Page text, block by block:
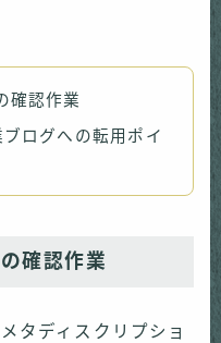
確認作業
ログへの転用ポイ
確認作業
タディスクリプショ